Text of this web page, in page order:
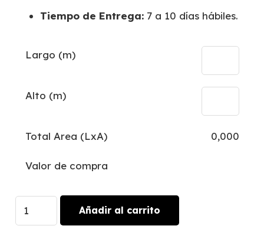
Tiempo de Entrega: 7 a 10 días hábiles.
Largo (m)
Alto (m)
Total Area (LxA) 0,000
Valor de compra
Garden
Añadir al carrito